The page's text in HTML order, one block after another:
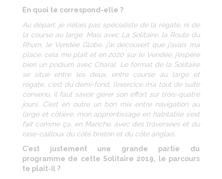
En quoi te correspond-elle ?
Au départ, je n’étais pas spécialiste de la régate, ni de
la course au large. Mais avec La Solitaire, la Route du
Rhum, le Vendée Globe, j’ai découvert que j’avais ma
place, cela me plaît et en 2020 sur le Vendée, j’espère
bien un podium avec Charal. Le format de la Solitaire
se situe entre les deux, entre course au large et
régate, c’est du demi-fond, l’exercice m’a tout de suite
convenu, il faut savoir gérer son effort sur trois-quatre
jours. C’est en outre un bon mix entre navigation au
large et côtière, mon apprentissage en habitable s’est
fait comme ça, en Manche, avec des traversées et du
rase-cailloux du côté breton et du côté anglais.
C’est justement une grande partie du
programme de cette Solitaire 2019, le parcours
te plaît-il ?